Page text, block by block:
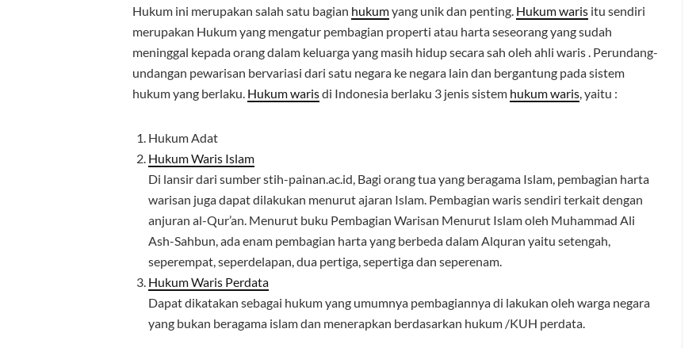
Hukum ini merupakan salah satu bagian hukumyang unik dan penting. Hukum waris itu sendiri
merupakan Hukum yang mengatur pembagian properti atau harta seseorang yang sudah
meninggal kepada orang dalam keluarga yang masih hidup secara sah oleh ahli waris . Perundang-
undangan pewarisan bervariasi dari satu negara ke negara lain dan bergantung pada sistem
hukum yang berlaku. Hukum warisdi Indonesia berlaku 3 jenis sistem hukum waris, yaitu :
Hukum Adat
Hukum Waris Islam
Di lansir dari sumber stih-painan.ac.id, Bagi orang tua yang beragama Islam, pembagian harta
warisan juga dapat dilakukan menurut ajaran Islam. Pembagian waris sendiri terkait dengan
anjuran al-Qur’an. Menurut buku Pembagian Warisan Menurut Islam oleh Muhammad Ali
Ash-Sahbun, ada enam pembagian harta yang berbeda dalam Alquran yaitu setengah,
seperempat, seperdelapan, dua pertiga, sepertiga dan seperenam.
Hukum Waris Perdata
Dapat dikatakan sebagai hukum yang umumnya pembagiannya di lakukan oleh warga negara
yang bukan beragama islam dan menerapkan berdasarkan hukum /KUH perdata.